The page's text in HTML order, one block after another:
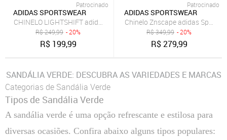
Patrocinado
ADIDAS SPORTSWEAR
CHINELO LIGHTSHIFT adidas Sportswear Verde
R$249,99 - 20%
R$ 199,99
Patrocinado
ADIDAS SPORTSWEAR
Chinelo Znscape adidas
R$349,99 - 20%
R$279,99
SANDÁLIA VERDE: DESCUBRA AS VARIEDADES E MARCAS
Categorias de Sandália Verde
Tipos de Sandália Verde
A sandália verde é uma opção refrescante e estilosa para
diversas ocasiões. Confira abaixo alguns tipos populares: